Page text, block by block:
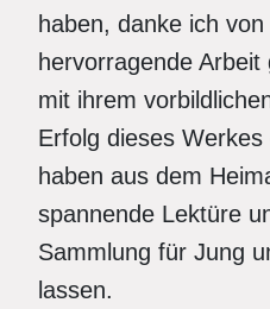
haben, danke ich
hervorragende
mit ihrem
Erfolg dieses
haben aus dem
spannende Lektüre
Sammlung für Jung
lassen.